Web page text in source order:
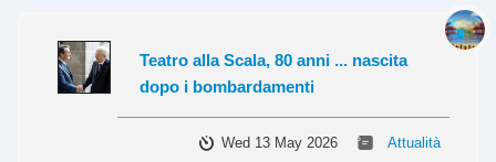
Teatro alla Scala, 80 anni ... nascita
dopo i bombardamenti
Wed 13 May 2026 Attualità